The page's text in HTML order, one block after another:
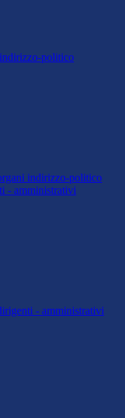
politico
indirizzo-politico
- amministrativi
- amministrativi